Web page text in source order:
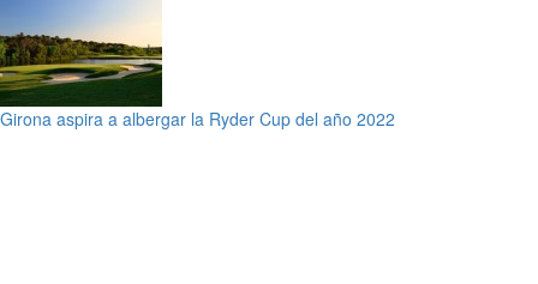
Girona aspira a albergar la Ryder Cup del año 2022